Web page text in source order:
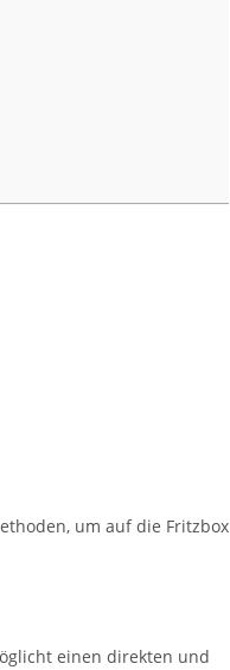
um auf die Fritzbox
einen direkten und